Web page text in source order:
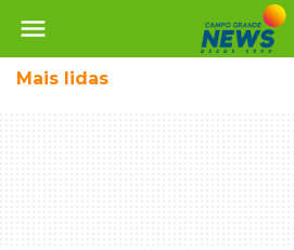
menu
Mais lidas